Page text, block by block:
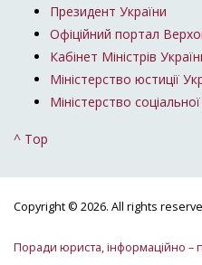
Президент України
Офіційний портал
Кабінет Міністрів
Міністерство юстиції
Міністерство
^ Top
Copyright © 2026. All rights
Поради юриста, інформаційно –